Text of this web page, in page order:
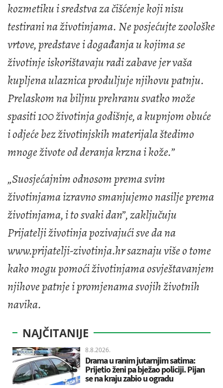
kozmetiku i sredstva za čišćenje koji nisu
testirani na životinjama. Ne posjećujte zoološke
vrtove, predstave i događanja u kojima se
životinje iskorištavaju radi zabave jer vaša
kupljena ulaznica produljuje njihovu patnju.
Prelaskom na biljnu prehranu svatko može
spasiti 100 životinja godišnje, a kupnjom obuće
i odjeće bez životinjskih materijala štedimo
mnoge živote od deranja krzna i kože.”
„Suosjećajnim odnosom prema svim
životinjama izravno smanjujemo nasilje prema
životinjama, i to svaki dan”, zaključuju
Prijatelji životinja pozivajući sve da na
www.prijatelji-zivotinja.hr saznaju više o tome
kako mogu pomoći životinjama osvještavanjem
njihove patnje i promjenama svojih životnih
navika.
NAJČITANIJE
8.8.2026.
Drama u ranim jutarnjim satima:
Prijetio ženi pa bježao policiji. Pijan
se na kraju zabio u ogradu